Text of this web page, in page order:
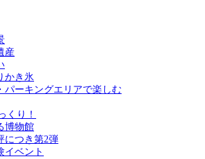
産
かき氷
パーキングエリアで楽しむ
くり！
博物館
につき第2弾
イベント